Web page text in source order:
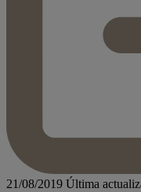
21/08/2019 Última